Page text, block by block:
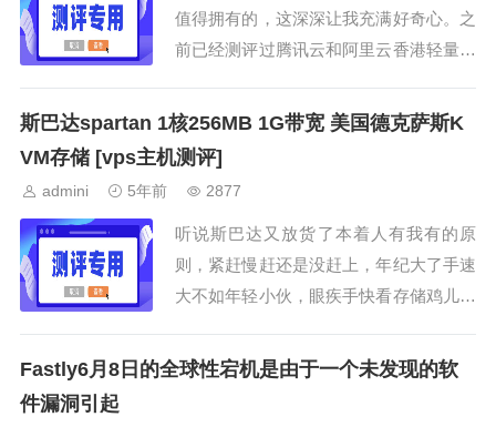
值得拥有的，这深深让我充满好奇心。之
前已经测评过腾讯云和阿里云香港轻量机
斯巴达spartan 1核256MB 1G带宽 美国德克萨斯K
VM存储 [vps主机测评]
admini 5年前 2877
听说斯巴达又放货了本着人有我有的原
则，紧赶慢赶还是没赶上，年纪大了手速
大不如年轻小伙，眼疾手快看存储鸡儿还
Fastly6月8日的全球性宕机是由于一个未发现的软
件漏洞引起